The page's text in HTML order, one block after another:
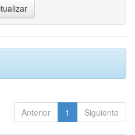
Anterior 1 Siguiente